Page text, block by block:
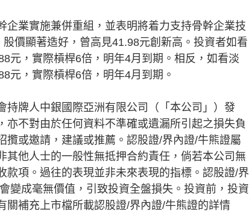
業實施兼併重組，並表明將着力支持骨幹企業技
價顯著造好，曾高見41.98元創新高。投資者如看
元，實際槓桿6倍，明年4月到期。相反，如看淡
元，實際槓桿6倍，明年4月到期。
持牌人中銀國際亞洲有限公司（「本公司」）發
不對由於任何資料不準確或遺漏所引起之損失負
或邀請，建議或推薦。認股證/界內證/牛熊證屬
他人士的一般性無抵押合約責任，倘若本公司無
項。過往的表現並非未來表現的指標。認股證/界
變成毫無價值，引致投資全盤損失。投資前，投資
補充上市檔所載認股證/界內證/牛熊證的詳情